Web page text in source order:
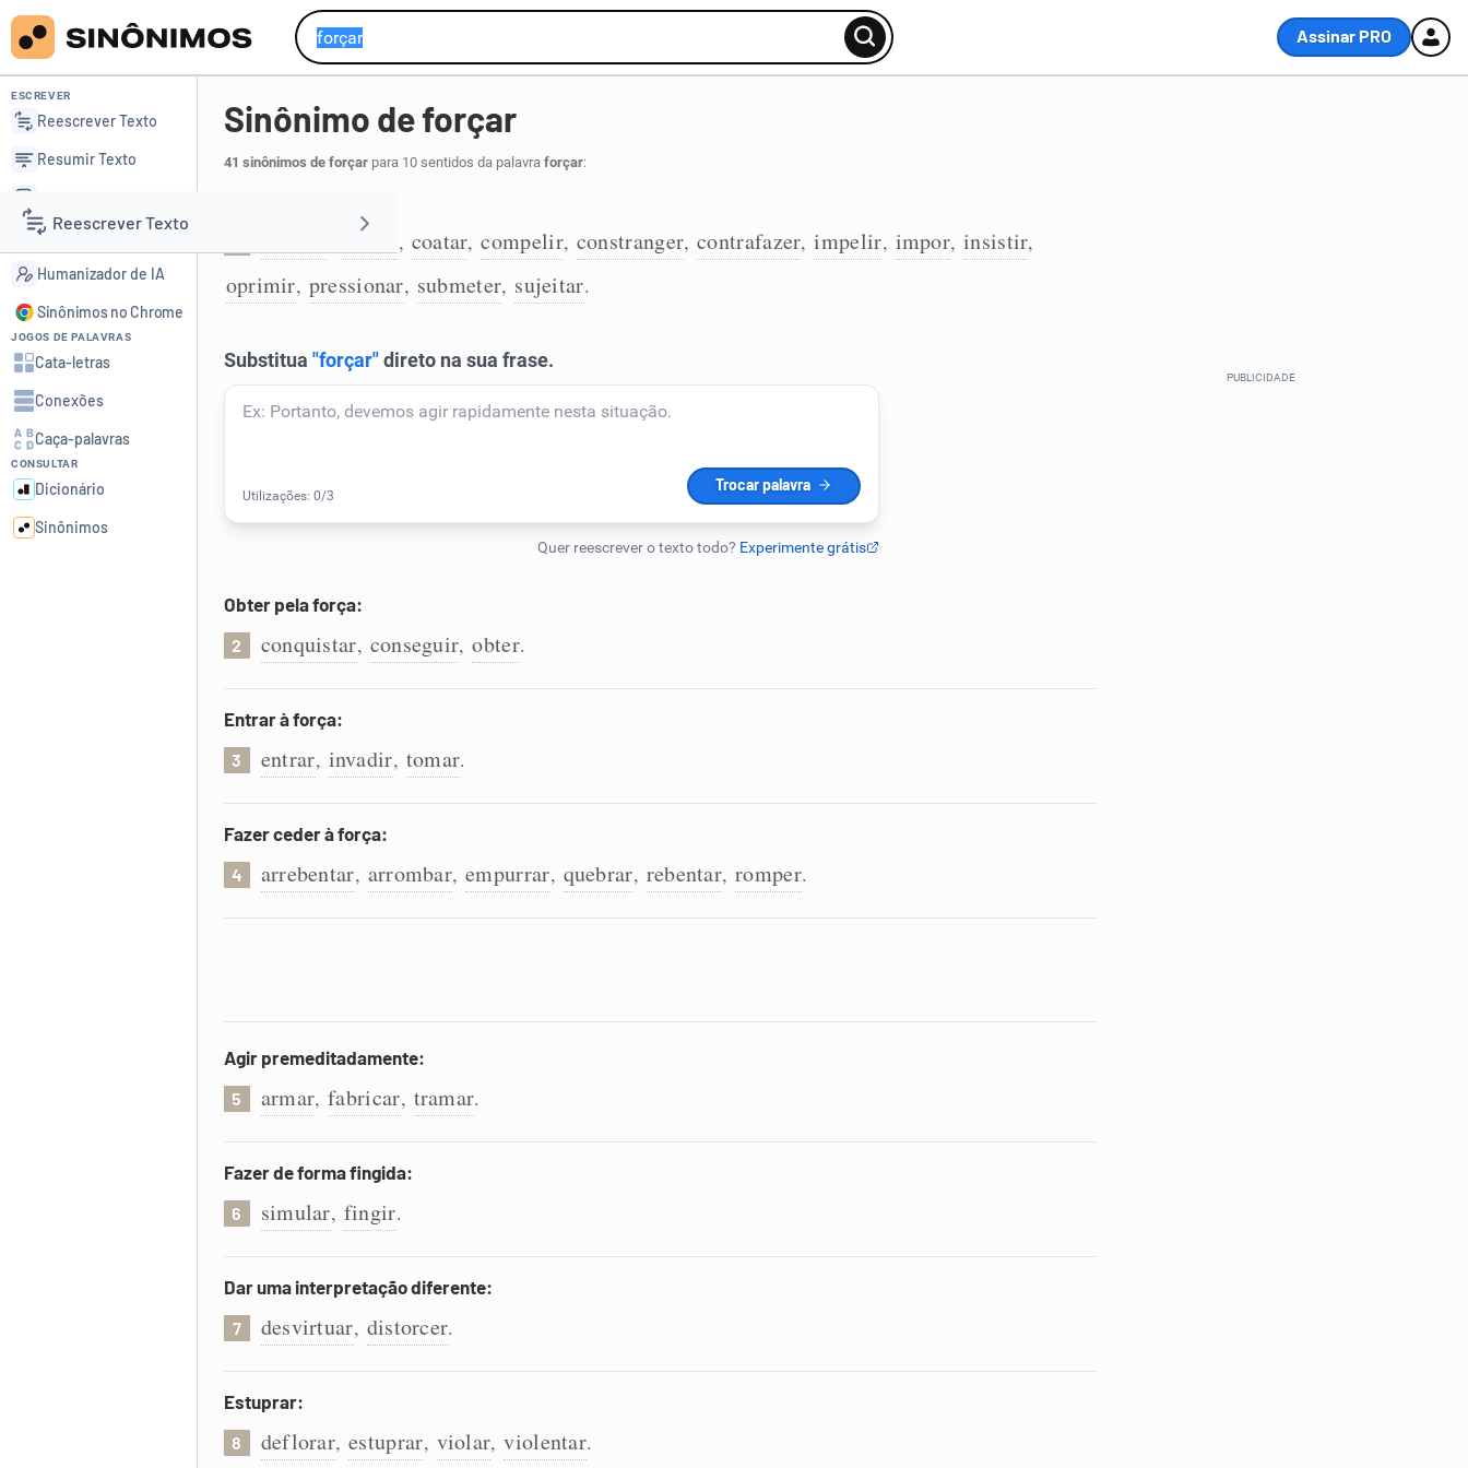
Assinar PRO
Reescrever Texto
Resumir Texto
Corrigir Texto
Detector de IA
Humanizador de IA
ESCREVER
Reescrever Texto
Resumir Texto
Detector de IA
Humanizador de IA
Sinônimos no Chrome
JOGOS DE PALAVRAS
Cata-letras
Conexões
Caça-palavras
CONSULTAR
Dicionário
Sinônimos
Sinônimo de forçar
41 sinônimos de forçarpara 10 sentidos da palavra forçar:
coagir , coatar, compelir, constranger, contrafazer, impelir, impor, insistir,
oprimir, pressionar, submeter, sujeitar.
Obter pela força:
2 conquistar, conseguir, obter.
Entrar à força:
3 entrar, invadir, tomar.
Fazer ceder à força:
4 arrebentar, arrombar, empurrar, quebrar, rebentar, romper.
Agir premeditadamente:
5 armar, fabricar, tramar.
Fazer de forma fingida:
6 simular, fingir.
Dar uma interpretação diferente:
7 desvirtuar, distorcer.
Estuprar:
8 deflorar, estuprar, violar, violentar.